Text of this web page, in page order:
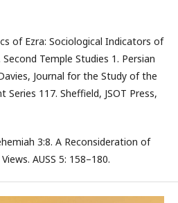
of Ezra: Sociological Indicators of
Temple Studies 1. Persian
Journal for the Study of the
117. Sheffield, JSOT Press,
3:8. A Reconsideration of
AUSS 5: 158–180.